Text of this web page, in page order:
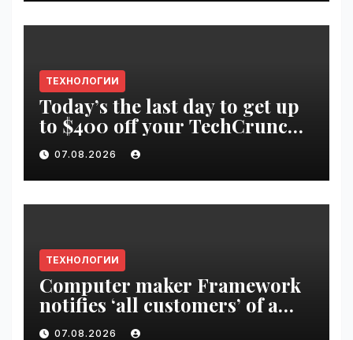
ТЕХНОЛОГИИ
Today’s the last day to get up
to $400 off your TechCrunch
Disrupt 2026 ticket |
VseTime.ru
07.08.2026
ТЕХНОЛОГИИ
Computer maker Framework
notifies ‘all customers’ of a
data breach | VseTime.ru
07.08.2026